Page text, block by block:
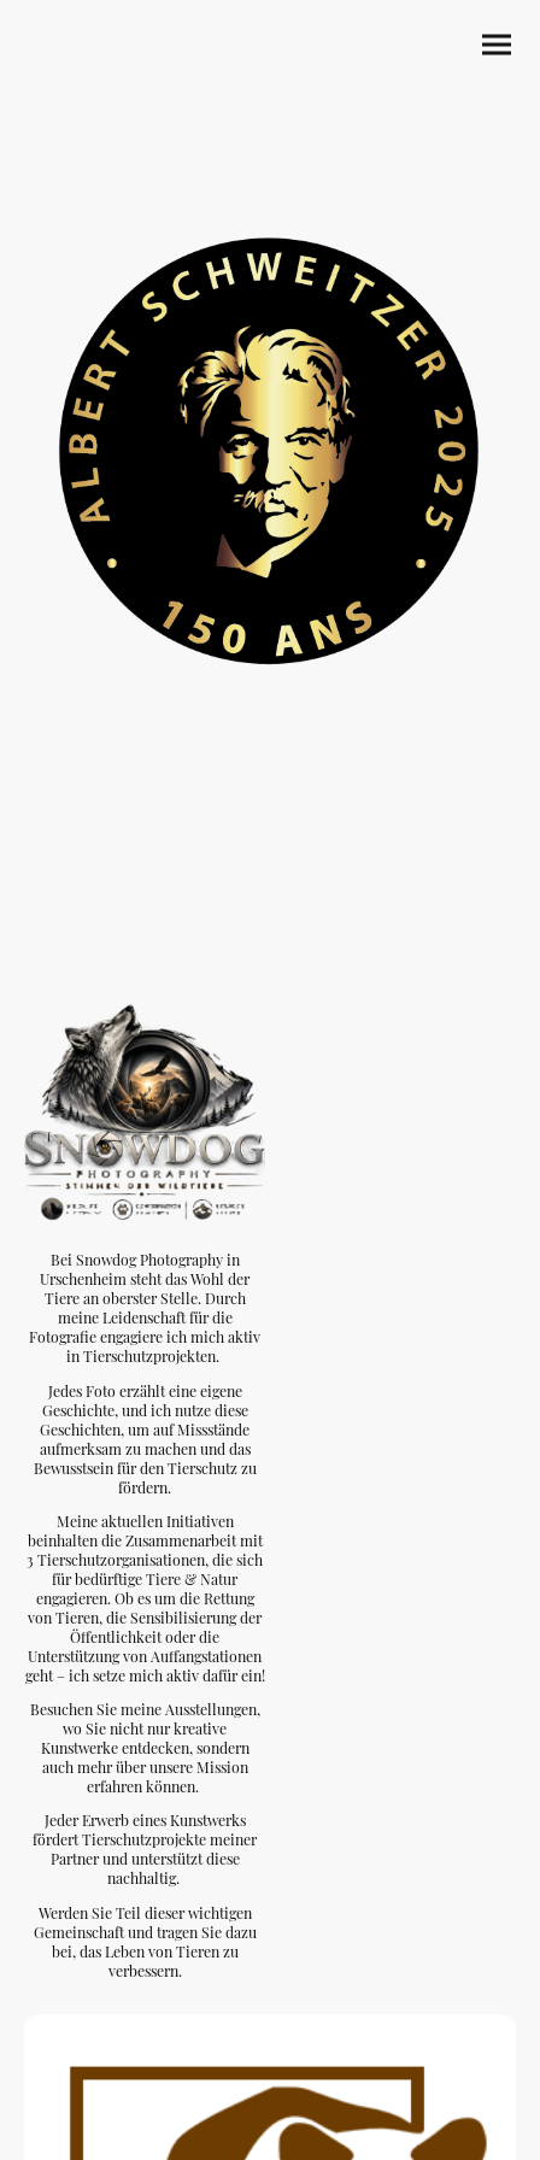
Bei Snowdog Photography in
Urschenheim steht das Wohl der
Tiere an oberster Stelle. Durch
meine Leidenschaft für die
Fotografie engagiere ich mich aktiv
in Tierschutzprojekten.
Jedes Foto erzählt eine eigene
Geschichte, und ich nutze diese
Geschichten, um auf Missstände
aufmerksam zu machen und das
Bewusstsein für den Tierschutz zu
fördern.
Meine aktuellen Initiativen
beinhalten die Zusammenarbeit mit
3 Tierschutzorganisationen, die sich
für bedürftige Tiere & Natur
engagieren. Ob es um die Rettung
von Tieren, die Sensibilisierung der
Öffentlichkeit oder die
Unterstützung von Auffangstationen
geht – ich setze mich aktiv dafür ein!
Besuchen Sie meine Ausstellungen,
wo Sie nicht nur kreative
Kunstwerke entdecken, sondern
auch mehr über unsere Mission
erfahren können.
Jeder Erwerb eines Kunstwerks
fördert Tierschutzprojekte meiner
Partner und unterstützt diese
nachhaltig.
Werden Sie Teil dieser wichtigen
Gemeinschaft und tragen Sie dazu
bei, das Leben von Tieren zu
verbessern.